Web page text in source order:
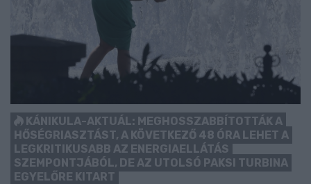
KÁNIKULA-AKTUÁL: MEGHOSSZABBÍTOTTÁK A
HŐSÉGRIASZTÁST, A KÖVETKEZŐ 48 ÓRA LEHET A
LEGKRITIKUSABB AZ ENERGIAELLÁTÁS
SZEMPONTJÁBÓL, DE AZ UTOLSÓ PAKSI TURBINA
EGYELŐRE KITART